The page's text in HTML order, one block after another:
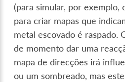
(para simular, por exemplo,
para criar mapas que
metal escovado é raspado.
de momento dar uma
mapa de direcções irá
ou um sombreado, mas